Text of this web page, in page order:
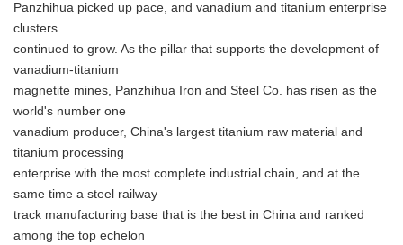
Panzhihua picked up pace, and vanadium and titanium enterprise
clusters
continued to grow. As the pillar that supports the development of
vanadium-titanium
magnetite mines, Panzhihua Iron and Steel Co. has risen as the
world's number one
vanadium producer, China's largest titanium raw material and
titanium processing
enterprise with the most complete industrial chain, and at the
same time a steel railway
track manufacturing base that is the best in China and ranked
among the top echelon